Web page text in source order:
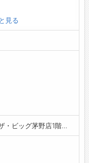
復職も可能です。
見る
・ビッグ茅野店1階...